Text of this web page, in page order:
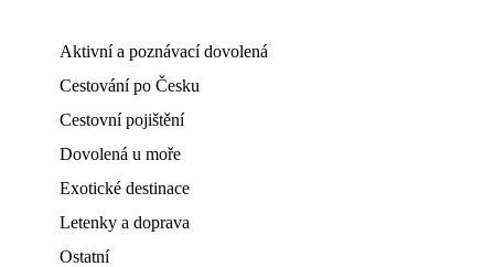
Aktivní a poznávací dovolená
Cestování po Česku
Cestovní pojištění
Dovolená u moře
Exotické destinace
Letenky a doprava
Ostatní